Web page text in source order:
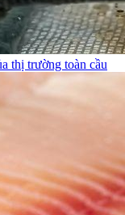
thị trường toàn cầu